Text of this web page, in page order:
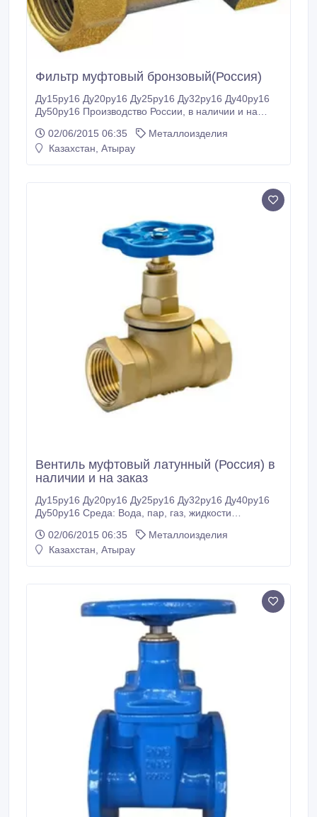
Фильтр муфтовый бронзовый(Россия)
Ду15ру16 Ду20ру16 Ду25ру16 Ду32ру16 Ду40ру16
Ду50ру16 Производство России, в наличии и на
02/06/2015 06:35
Металлоизделия
Казахстан, Атырау
Вентиль муфтовый латунный (Россия) в
наличии и на заказ
Ду15ру16 Ду20ру16 Ду25ру16 Ду32ру16 Ду40ру16
Ду50ру16 Среда: Вода, пар, газ, жидкости
температурой до 3000С (газ до 1000С) Материал
корпуса:сталь20 Привод: ручной (маховик).
02/06/2015 06:35
Металлоизделия
Казахстан, Атырау